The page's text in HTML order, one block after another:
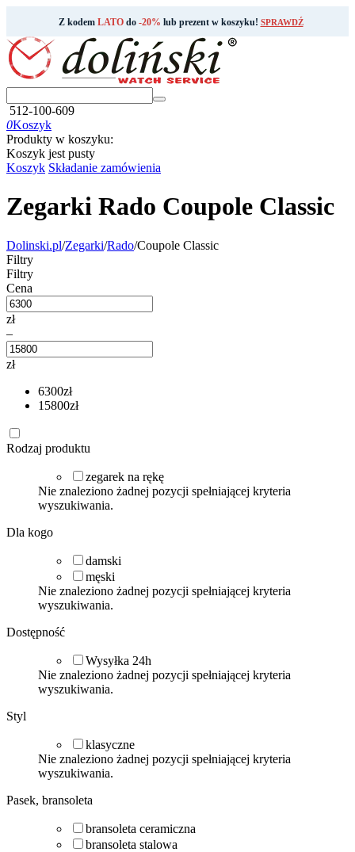
Z kodem LATOdo -20% lub prezent w koszyku! SPRAWDŹ
512-100-609
0Koszyk
Produkty w koszyku:
Koszyk jest pusty
Koszyk Składanie zamówienia
Zegarki Rado Coupole Classic
Dolinski.pl/Zegarki/Rado/Coupole Classic
Filtry
Filtry
Cena
zł
–
zł
6300zł
15800zł
Rodzaj produktu
zegarek na rękę
Nie znaleziono żadnej pozycji spełniającej kryteria
wyszukiwania.
Dla kogo
damski
męski
Nie znaleziono żadnej pozycji spełniającej kryteria
wyszukiwania.
Dostępność
Wysyłka 24h
Nie znaleziono żadnej pozycji spełniającej kryteria
wyszukiwania.
Styl
klasyczne
Nie znaleziono żadnej pozycji spełniającej kryteria
wyszukiwania.
Pasek, bransoleta
bransoleta ceramiczna
bransoleta stalowa